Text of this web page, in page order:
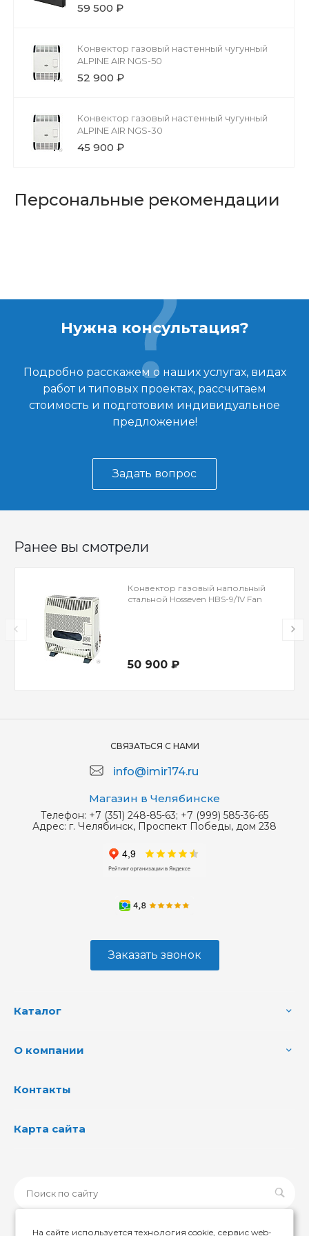
59 500 ₽
Конвектор газовый настенный чугунный
ALPINE AIR NGS-50
52 900 ₽
Конвектор газовый настенный чугунный
ALPINE AIR NGS-30
45 900 ₽
Персональные рекомендации
Нужна консультация?
Подробно расскажем о наших услугах, видах
работ и типовых проектах, рассчитаем
стоимость и подготовим индивидуальное
предложение!
Задать вопрос
Ранее вы смотрели
Конвектор газовый напольный
стальной Hosseven HBS-9/1V Fan
50 900 ₽
СВЯЗАТЬСЯ С НАМИ
info@imir174.ru
Магазин в Челябинске
Телефон: +7 (351) 248-85-63; +7 (999) 585-36-65
Адрес: г. Челябинск, Проспект Победы, дом 238
Заказать звонок
Каталог
О компании
Контакты
Карта сайта
На сайте используется технология cookie, сервис web-